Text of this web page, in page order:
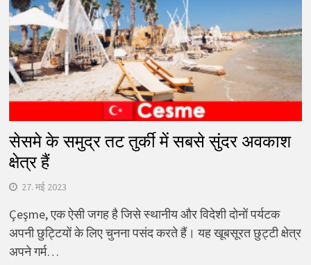
सेसमे के समुद्र तट तुर्की में सबसे सुंदर अवकाश
क्षेत्र हैं
27. मई 2023
Çeşme, एक ऐसी जगह है जिसे स्थानीय और विदेशी दोनों पर्यटक
अपनी छुट्टियों के लिए चुनना पसंद करते हैं। यह खूबसूरत छुट्टी क्षेत्र
अपने गर्म…